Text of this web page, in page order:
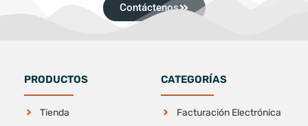
Contáctenos
PRODUCTOS
Tienda
CATEGORÍAS
Facturación Electrónica